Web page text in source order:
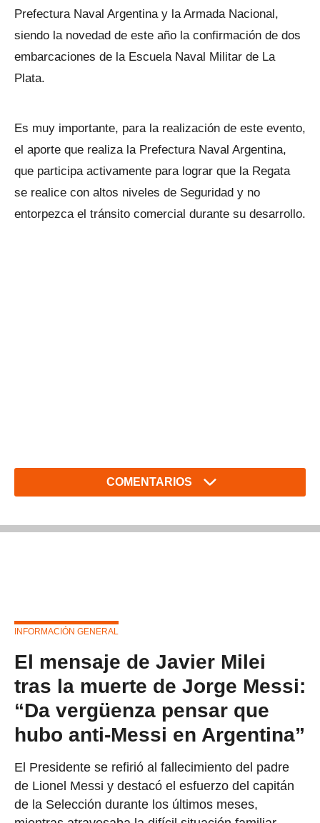
Prefectura Naval Argentina y la Armada Nacional,
siendo la novedad de este año la confirmación de dos
embarcaciones de la Escuela Naval Militar de La
Plata.
Es muy importante, para la realización de este evento,
el aporte que realiza la Prefectura Naval Argentina,
que participa activamente para lograr que la Regata
se realice con altos niveles de Seguridad y no
entorpezca el tránsito comercial durante su desarrollo.
COMENTARIOS